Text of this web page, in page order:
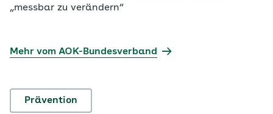
„messbar zu verändern“
Mehr vom AOK-Bundesverband
Prävention